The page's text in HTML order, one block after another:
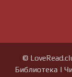
©
Библиотека |